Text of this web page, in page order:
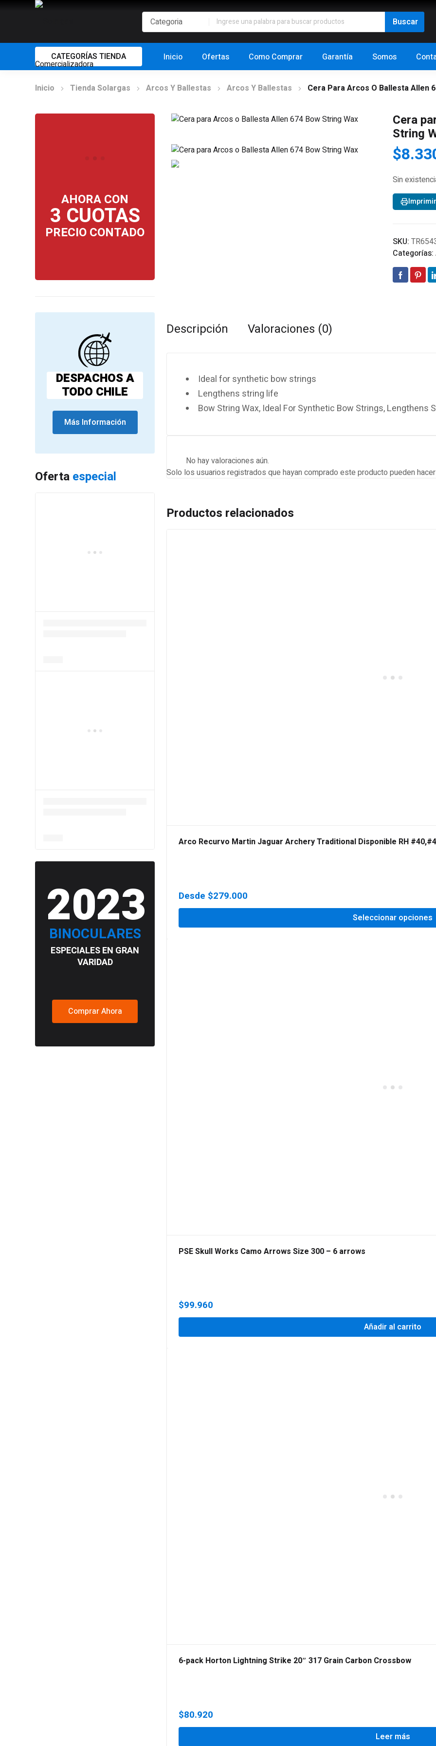
CATEGORÍAS TIENDA Inicio Ofertas Como Comprar Garantía Somos
Inicio Tienda Solargas Arcos Y Ballestas Arcos Y Ballestas Cera Para Arcos O Ballesta Allen
AHORA CON
3 CUOTAS
PRECIO CONTADO
DESPACHOS A
TODO CHILE
Más Información
Oferta especial
2023
BINOCULARES
ESPECIALES EN GRAN
VARIDAD
Comprar Ahora
Cera
String
$
Sin
SKU:
Categorías:
Descripción Valoraciones (0)
Ideal for synthetic bow strings
Lengthens string life
Bow String Wax, Ideal For Synthetic Bow Strings, Lengthens
No hay valoraciones aún.
Solo los usuarios registrados que hayan comprado este producto pueden hacer
Productos relacionados
Arco Recurvo Martin Jaguar Archery Traditional Disponible RH
Desde $279.000
Seleccionar opciones
PSE Skull Works Camo Arrows Size 300 – 6 arrows
$99.960
Añadir al carrito
6-pack Horton Lightning Strike 20″ 317 Grain Carbon Crossbow
$80.920
Leer más